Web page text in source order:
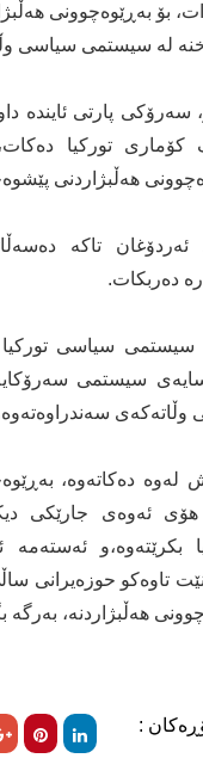
بۆ بەڕێوەچوونی
لە سیستمی سیاسی
سەرۆکی پارتی ئایندە
تورکیا دەکات،
هەڵبژاردنی
ئەردۆغان تاکە
دەربکات.
سیستمی سیاسی تورکیا
سیستمی
وڵاتەکەی
لەوە دەکاتەوە،
هۆی ئەوەی جارێکی
بکرێتەوە،و
هەڵبژاردنە، بەرگە
: